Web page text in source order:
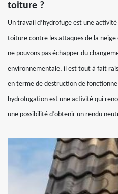
toiture ?
Un travail d’hydrofuge est une
toiture contre les attaques de la neige
ne pouvons pas échapper du
environnementale, il est tout à fait
en terme de destruction de
hydrofugation est une activité qui
une possibilité d’obtenir un rendu